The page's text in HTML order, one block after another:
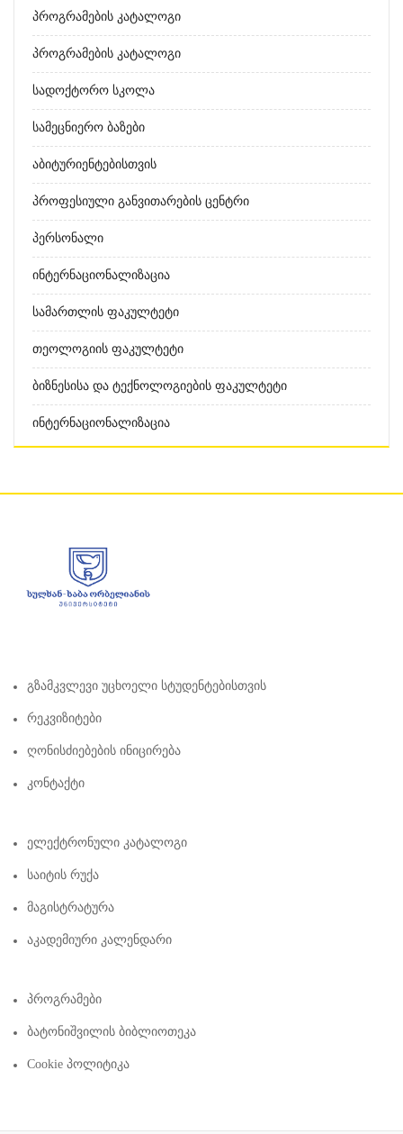
Პროგრამების Კატალოგი
Პროგრამების Კატალოგი
Სადოქტორო Სკოლა
Სამეცნიერო Ბაზები
Აბიტურიენტებისთვის
Პროფესიული Განვითარების Ცენტრი
Პერსონალი
Ინტერნაციონალიზაცია
Სამართლის Ფაკულტეტი
Თეოლოგიის Ფაკულტეტი
Ბიზნესისა Და Ტექნოლოგიების Ფაკულტეტი
Ინტერნაციონალიზაცია
Გზამკვლევი Უცხოელი Სტუდენტებისთვის
Რეკვიზიტები
Ღონისძიებების Ინიცირება
Კონტაქტი
Ელექტრონული Კატალოგი
Საიტის Რუქა
Მაგისტრატურა
Აკადემიური Კალენდარი
Პროგრამები
Ბატონიშვილის Ბიბლიოთეკა
Cookie Პოლიტიკა